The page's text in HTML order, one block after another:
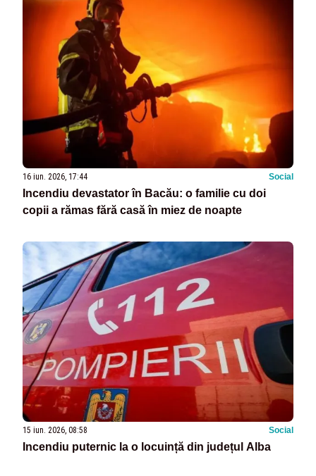
16 iun. 2026, 17:44 Social
Incendiu devastator în Bacău: o familie cu doi
copii a rămas fără casă în miez de noapte
15 iun. 2026, 08:58 Social
Incendiu puternic la o locuință din județul Alba